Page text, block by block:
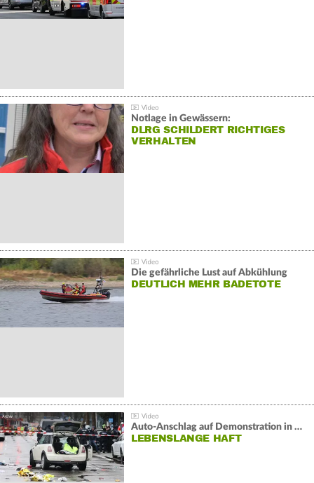
Notlage in Gewässern:
DLRG SCHILDERT RICHTIGES
VERHALTEN
Die gefährliche Lust auf Abkühlung
DEUTLICH MEHR BADETOTE
Auto-Anschlag auf Demonstration in München:
LEBENSLANGE HAFT